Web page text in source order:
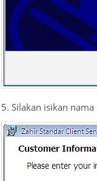
5. Silakan isikan